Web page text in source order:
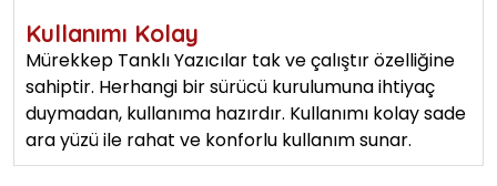
Kullanımı Kolay
Mürekkep Tanklı Yazıcılar tak ve çalıştır özelliğine
sahiptir. Herhangi bir sürücü kurulumuna ihtiyaç
duymadan, kullanıma hazırdır. Kullanımı kolay sade
ara yüzü ile rahat ve konforlu kullanım sunar.